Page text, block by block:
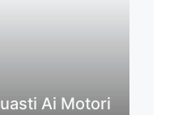
Ai Motori